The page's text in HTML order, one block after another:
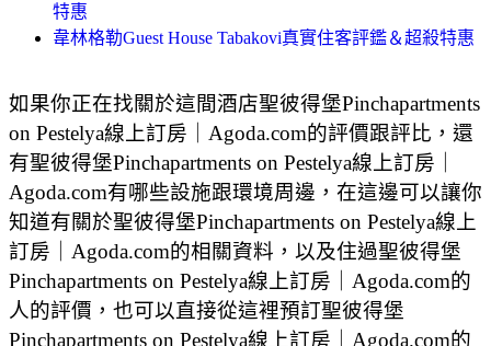
特惠
韋林格勒Guest House Tabakovi真實住客評鑑＆超殺特惠
如果你正在找關於這間酒店聖彼得堡Pinchapartments
on Pestelya線上訂房｜Agoda.com的評價跟評比，還
有聖彼得堡Pinchapartments on Pestelya線上訂房｜
Agoda.com有哪些設施跟環境周邊，在這邊可以讓你
知道有關於聖彼得堡Pinchapartments on Pestelya線上
訂房｜Agoda.com的相關資料，以及住過聖彼得堡
Pinchapartments on Pestelya線上訂房｜Agoda.com的
人的評價，也可以直接從這裡預訂聖彼得堡
Pinchapartments on Pestelya線上訂房｜Agoda.com的